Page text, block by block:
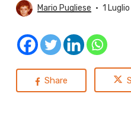
Mario Pugliese 1
Share